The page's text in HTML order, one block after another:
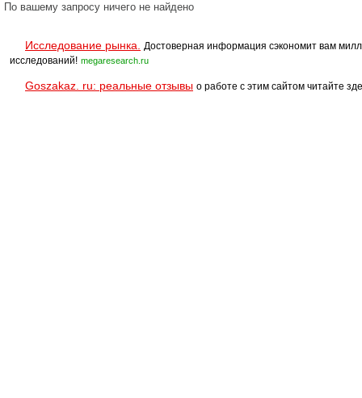
По вашему запросу ничего не найдено
Исследование рынка.
Достоверная информация сэкономит вам
исследований! megaresearch.ru
Goszakaz. ru: реальные отзывы о работе с этим сайтом читайте